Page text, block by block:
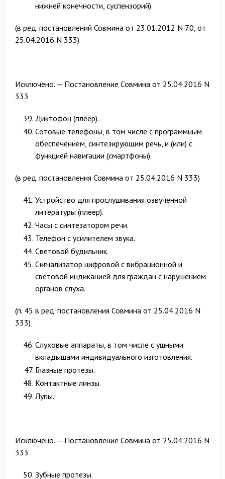
нижней конечности, суспензорий).
(в ред. постановлений Совмина от 23.01.2012 N 70, от
25.04.2016 N 333)
Исключено. — Постановление Совмина от 25.04.2016 N
333
Диктофон (плеер).
Сотовые телефоны, в том числе с программным
обеспечением, синтезирующим речь, и (или) с
функцией навигации (смартфоны).
(в ред. постановления Совмина от 25.04.2016 N 333)
Устройство для прослушивания озвученной
литературы (плеер).
Часы с синтезатором речи.
Телефон с усилителем звука.
Световой будильник.
Сигнализатор цифровой с вибрационной и
световой индикацией для граждан с нарушением
органов слуха.
(п. 45 в ред. постановления Совмина от 25.04.2016 N
333)
Слуховые аппараты, в том числе с ушными
вкладышами индивидуального изготовления.
Глазные протезы.
Контактные линзы.
Лупы.
Исключено. — Постановление Совмина от 25.04.2016 N
333
Зубные протезы.